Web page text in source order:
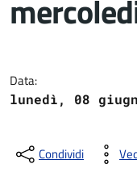
Data:
lunedì, 08
Condividi